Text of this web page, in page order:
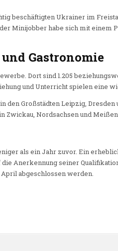
beschäftigten Ukrainer im
Minijobber habe sich mit einem
Gastronomie
Dort sind 1.205
und Unterricht spielen eine
Großstädten Leipzig, Dresden
Zwickau, Nordsachsen und
als ein Jahr zuvor. Ein
Anerkennung seiner
abgeschlossen werden.